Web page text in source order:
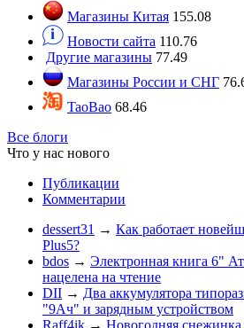
Магазины Китая 155.08
Новости сайта 110.76
Другие магазины 77.49
Магазины России и СНГ
TaoBao 68.46
Все блоги
Что у нас нового
Публикации
Комментарии
dessert31 → Как работает
Plus5?
bdos → Электронная книга 6"
нацелена на чтение
DII → Два аккумулятора
"9Ач" и зарядным устройством
Raff4ik → Новогодняя